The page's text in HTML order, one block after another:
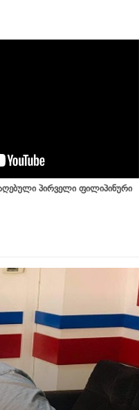
პირველი ფილიპინური